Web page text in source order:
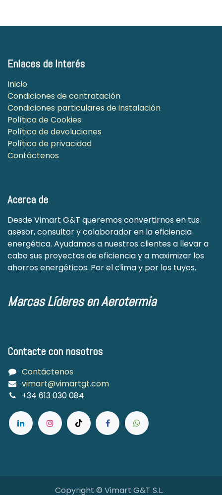
Enlaces de Interés
Inicio
Condiciones de contratación
Condiciones particulares de instalación
Política de Cookies
Política de devoluciones
Política de privacidad
Contáctenos
Acerca de
Desde Vimart G&T queremos convertirnos en tus
asesor, consultor y colaborador en la eficiencia
energética. Ayudamos a nuestros clientes a llevar a
cabo sus proyectos de eficiencia y a maximizar los
ahorros energéticos. Por el clima y por los tuyos.
Marcas Líderes en Aerotermia
Contacte con nosotros
Contáctenos
vimart@vimartgt.com
+34 613 030 084
Copyright © Vimart G&T S.L.